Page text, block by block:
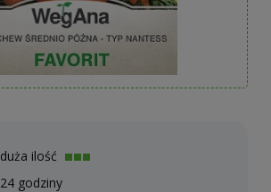
duża ilość
24 godziny